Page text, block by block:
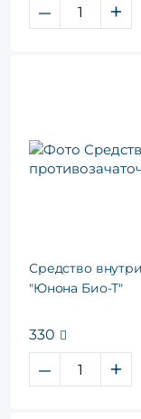
– +
Средство
"Юнона Био-Т"
330
– +